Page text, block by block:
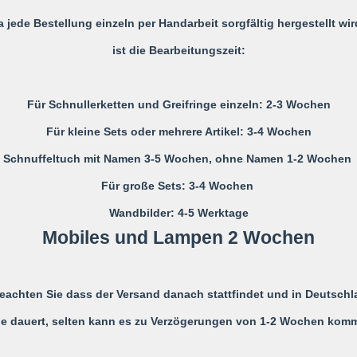
Bitte die Schnullerkette nur an
Nicht verwenden, wenn der
Niemals die Schnullerkette
Die Schnullerkette darf nicht
Monaten verwendet werden,
eines Erwachsenen zu benutzen!
Sie ist KEIN Spielzeug,
Es wird ausdrücklich darauf
Risiken übernommen wird,
Schnullerkette zurück zuführen
Alle möglichen Unfälle und
Strangulieren ect. können
jede Bestellung einzeln per Handarbeit sorgfältig hergestellt
ist die Bearbeitungszeit:
Für Schnullerketten und Greifringe einzeln: 2-3 Wochen
Für kleine Sets oder mehrere Artikel: 3-4 Wochen
Schnuffeltuch mit Namen 3-5 Wochen, ohne Namen 1-2 Wochen
Für große Sets: 3-4 Wochen
Wandbilder: 4-5 Werktage
Mobiles und Lampen 2 Wochen
Sie dass der Versand danach stattfindet und in
dauert, selten kann es zu Verzögerungen von 1-2 Wochen